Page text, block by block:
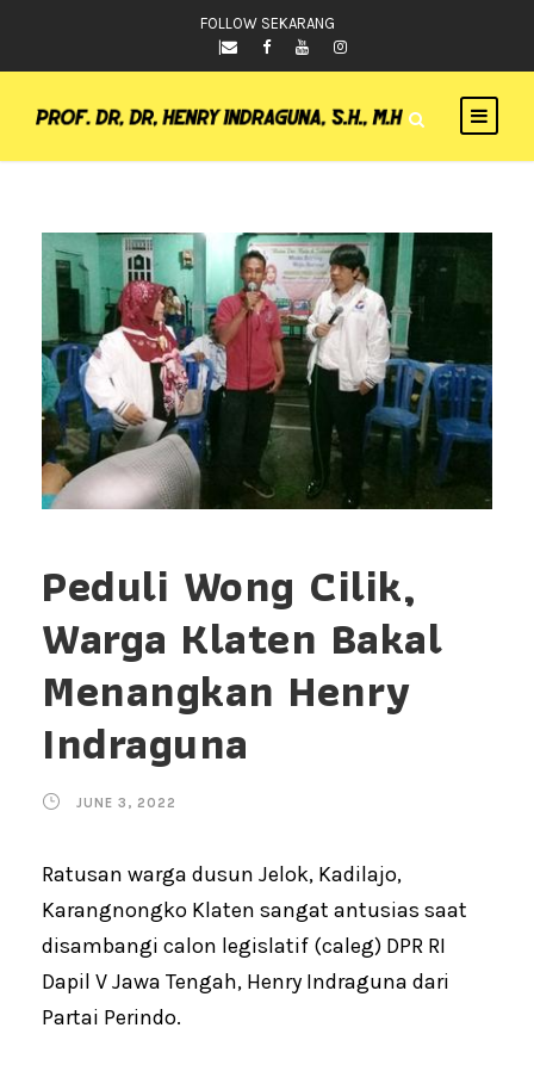
FOLLOW SEKARANG
Peduli Wong Cilik,
Warga Klaten Bakal
Menangkan Henry
Indraguna
JUNE 3, 2022
Ratusan warga dusun Jelok, Kadilajo,
Karangnongko Klaten sangat antusias saat
disambangi calon legislatif (caleg) DPR RI
Dapil V Jawa Tengah, Henry Indraguna dari
Partai Perindo.